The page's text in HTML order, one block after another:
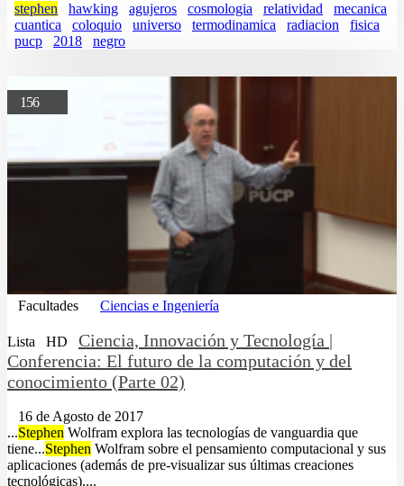
stephen hawking agujeros cosmologia relatividad
mecanica
cuantica
coloquio universo termodinamica radiacion
fisica
pucp
2018 negro
156
Facultades Ciencias e Ingeniería
Lista HD
Ciencia, Innovación y Tecnología |
Conferencia: El futuro de la computación y del
conocimiento (Parte 02)
16 de Agosto de 2017
...Stephen Wolfram explora las tecnologías de vanguardia que
tiene...Stephen Wolfram sobre el pensamiento computacional y sus
aplicaciones (además de pre-visualizar sus últimas creaciones
tecnológicas)....